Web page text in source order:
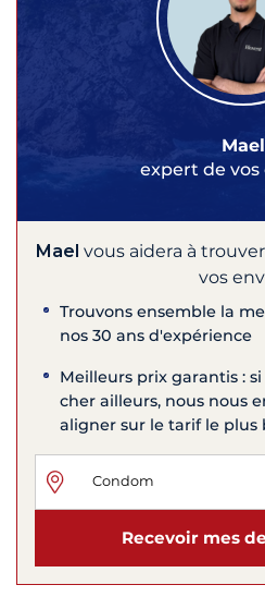
Mael
expert de vos
Mael vous aidera à
vos
Trouvons ensemble la
nos 30 ans d'expérience
Meilleurs prix garantis :
cher ailleurs, nous nous
aligner sur le tarif le plus
Recevoir mes